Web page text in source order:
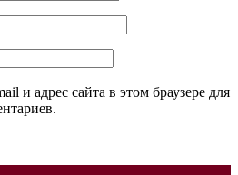
и адрес сайта в этом браузере для